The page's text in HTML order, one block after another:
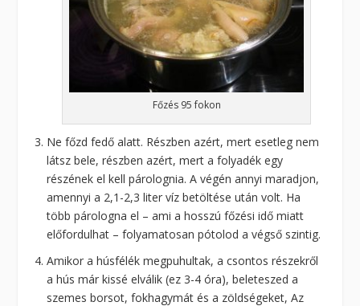
Főzés 95 fokon
Ne főzd fedő alatt. Részben azért, mert esetleg nem
látsz bele, részben azért, mert a folyadék egy
részének el kell párolognia. A végén annyi maradjon,
amennyi a 2,1-2,3 liter víz betöltése után volt. Ha
több párologna el – ami a hosszú főzési idő miatt
előfordulhat – folyamatosan pótolod a végső szintig.
Amikor a húsfélék megpuhultak, a csontos részekről
a hús már kissé elválik (ez 3-4 óra), beleteszed a
szemes borsot, fokhagymát és a zöldségeket, Az